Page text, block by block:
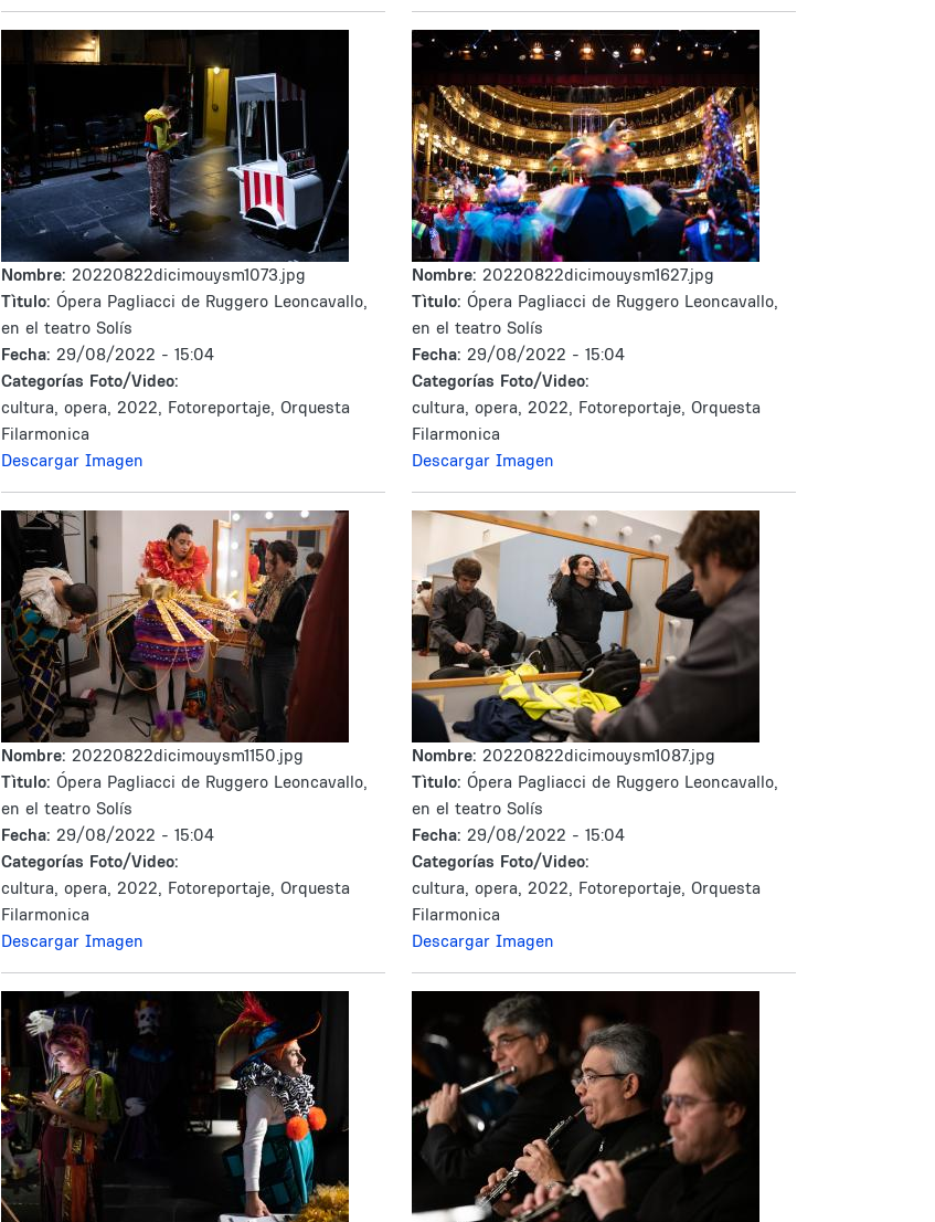
Nombre: 20220822dicimouysm1073.jpg
Tìtulo: Ópera Pagliacci de Ruggero Leoncavallo,
en el teatro Solís
Fecha: 29/08/2022 - 15:04
Categorías Foto/Video:
cultura, opera, 2022, Fotoreportaje, Orquesta
Filarmonica
Descargar Imagen
Nombre: 20220822dicimouysm1627.jpg
Tìtulo: Ópera Pagliacci de Ruggero Leoncavallo,
en el teatro Solís
Fecha: 29/08/2022 - 15:04
Categorías Foto/Video:
cultura, opera, 2022, Fotoreportaje, Orquesta
Filarmonica
Descargar Imagen
Nombre: 20220822dicimouysm1150.jpg
Tìtulo: Ópera Pagliacci de Ruggero Leoncavallo,
en el teatro Solís
Fecha: 29/08/2022 - 15:04
Categorías Foto/Video:
cultura, opera, 2022, Fotoreportaje, Orquesta
Filarmonica
Descargar Imagen
Nombre: 20220822dicimouysm1087.jpg
Tìtulo: Ópera Pagliacci de Ruggero Leoncavallo,
en el teatro Solís
Fecha: 29/08/2022 - 15:04
Categorías Foto/Video:
cultura, opera, 2022, Fotoreportaje, Orquesta
Filarmonica
Descargar Imagen